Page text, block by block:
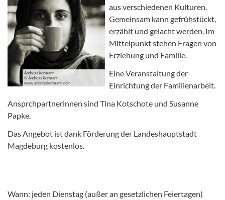
Andreas Kermann
© Andreas Kermann |
www.andreaskermann.com
aus verschiedenen Kulturen.
Gemeinsam kann gefrühstückt,
erzählt und gelacht werden. Im
Mittelpunkt stehen Fragen von
Erziehung und Familie.
Eine Veranstaltung der
Einrichtung der Familienarbeit.
Ansprchpartnerinnen sind Tina Kotschote und Susanne
Papke.
Das Angebot ist dank Förderung der Landeshauptstadt
Magdeburg kostenlos.
Wann: jeden Dienstag (außer an gesetzlichen Feiertagen)